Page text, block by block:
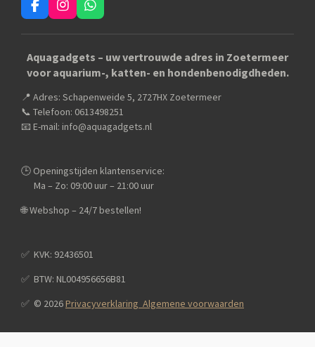
F
a
c
b
o
k
I
n
s
a
g
a
m
W
h
a
s
A
p
Aquagadgets – uw vertrouwde adres in Zoetermeer
voor aquarium-, katten- en hondenbenodigdheden.
📍 Adres: Schapenweide 5, 2727HX Zoetermeer
📞 Telefoon: 0613498251
📧 E-mail: info@aquagadgets.nl
🕒 Openingstijden klantenservice:
Ma – Zo: 09:00 uur – 21:00 uur
🌐 Webshop – 24/7 bestellen!
✅️ KVK: 92436501
✅️ BTW: NL004956656B81
✅️ © 2026Privacyverklaring Algemene voorwaarden